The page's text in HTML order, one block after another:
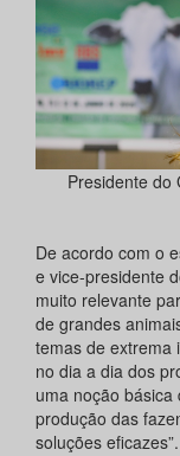
Presidente do
De acordo com o
e vice-presidente
muito relevante
de grandes
temas de extrema
no dia a dia dos
uma noção
produção das
soluções eficazes”.